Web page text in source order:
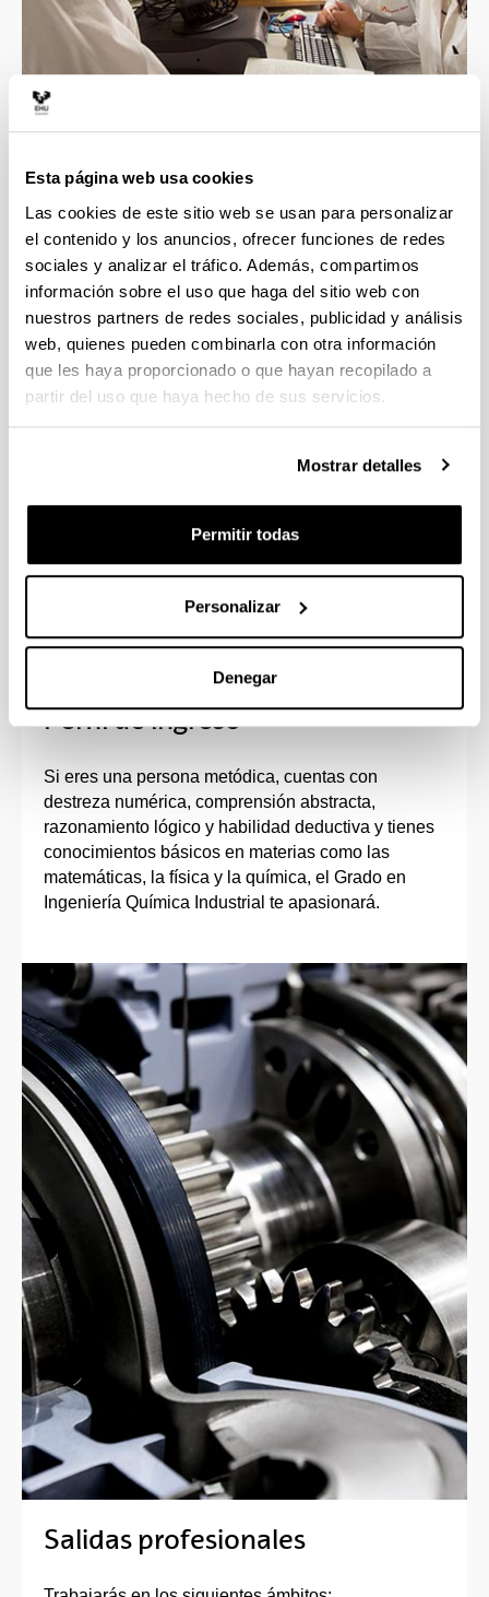
Esta página web usa cookies
Las cookies de este sitio web se usan para personalizar
el contenido y los anuncios, ofrecer funciones de redes
sociales y analizar el tráfico. Además, compartimos
información sobre el uso que haga del sitio web con
nuestros partners de redes sociales, publicidad y análisis
web, quienes pueden combinarla con otra información
que les haya proporcionado o que hayan recopilado a
partir del uso que haya hecho de sus servicios.
Mostrar detalles
Permitir todas
Personalizar
Denegar
4 razones para elegir este grado
Disfrutarás del grado si te gusta la química y
quieres saber cómo aplicarla a procesos
industriales.
Te prepararás para contribuir a tener una
sociedad más sostenible y mejorar la
tecnología química existente.
empresas del sector, tenemos convenios con
universidades europeas, de América Latina,
EEUU, Australia, Rusia, etc.
Perfil de ingreso
Si eres una persona metódica, cuentas con
destreza numérica, comprensión abstracta,
razonamiento lógico y habilidad deductiva y tienes
conocimientos básicos en materias como las
matemáticas, la física y la química, el Grado en
Ingeniería Química Industrial te apasionará.
Salidas profesionales